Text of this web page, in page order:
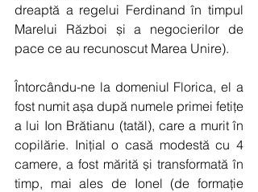
dreaptă a regelui Ferdinand în timpul
Marelui Război și a negocierilor de
pace ce au recunoscut Marea Unire).
Întorcându-ne la domeniul Florica, el a
fost numit așa după numele primei fetițe
a lui Ion Brătianu (tatăl), care a murit în
copilărie. Inițial o casă modestă cu 4
camere, a fost mărită și transformată în
timp, mai ales de Ionel (de formație